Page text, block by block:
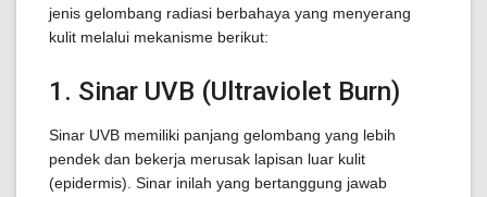
jenis gelombang radiasi berbahaya yang menyerang
kulit melalui mekanisme berikut:
1. Sinar UVB (Ultraviolet Burn)
Sinar UVB memiliki panjang gelombang yang lebih
pendek dan bekerja merusak lapisan luar kulit
(epidermis). Sinar inilah yang bertanggung jawab